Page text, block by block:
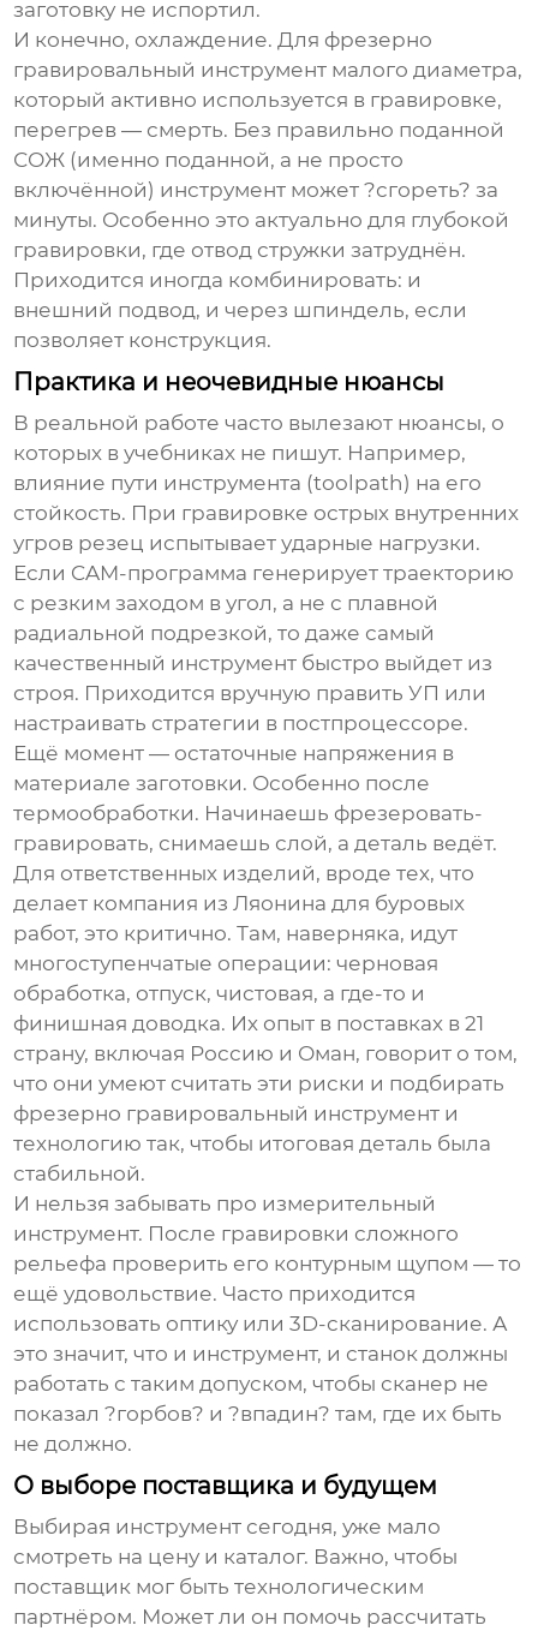
заготовку не испортил.
И конечно, охлаждение. Для фрезерно
гравировальный инструмент малого диаметра,
который активно используется в гравировке,
перегрев — смерть. Без правильно поданной
СОЖ (именно поданной, а не просто
включённой) инструмент может ?сгореть? за
минуты. Особенно это актуально для глубокой
гравировки, где отвод стружки затруднён.
Приходится иногда комбинировать: и
внешний подвод, и через шпиндель, если
позволяет конструкция.
Практика и неочевидные нюансы
В реальной работе часто вылезают нюансы, о
которых в учебниках не пишут. Например,
влияние пути инструмента (toolpath) на его
стойкость. При гравировке острых внутренних
угров резец испытывает ударные нагрузки.
Если CAM-программа генерирует траекторию
с резким заходом в угол, а не с плавной
радиальной подрезкой, то даже самый
качественный инструмент быстро выйдет из
строя. Приходится вручную править УП или
настраивать стратегии в постпроцессоре.
Ещё момент — остаточные напряжения в
материале заготовки. Особенно после
термообработки. Начинаешь фрезеровать-
гравировать, снимаешь слой, а деталь ведёт.
Для ответственных изделий, вроде тех, что
делает компания из Ляонина для буровых
работ, это критично. Там, наверняка, идут
многоступенчатые операции: черновая
обработка, отпуск, чистовая, а где-то и
финишная доводка. Их опыт в поставках в 21
страну, включая Россию и Оман, говорит о том,
что они умеют считать эти риски и подбирать
фрезерно гравировальный инструмент и
технологию так, чтобы итоговая деталь была
стабильной.
И нельзя забывать про измерительный
инструмент. После гравировки сложного
рельефа проверить его контурным щупом — то
ещё удовольствие. Часто приходится
использовать оптику или 3D-сканирование. А
это значит, что и инструмент, и станок должны
работать с таким допуском, чтобы сканер не
показал ?горбов? и ?впадин? там, где их быть
не должно.
О выборе поставщика и будущем
Выбирая инструмент сегодня, уже мало
смотреть на цену и каталог. Важно, чтобы
поставщик мог быть технологическим
партнёром. Может ли он помочь рассчитать